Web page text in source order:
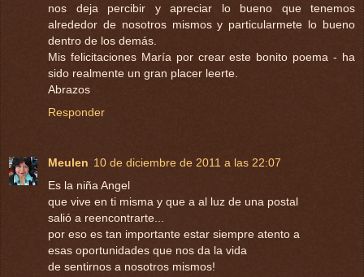
nos deja percibir y apreciar lo bueno que tenemos
alrededor de nosotros mismos y particularmete lo bueno
dentro de los demás.
Mis felicitaciones María por crear este bonito poema - ha
sido realmente un gran placer leerte.
Abrazos
Responder
Meulen 10 de diciembre de 2011 a las 22:07
Es la niña Angel
que vive en ti misma y que a al luz de una postal
salió a reencontrarte...
por eso es tan importante estar siempre atento a
esas oportunidades que nos da la vida
de sentirnos a nosotros mismos!